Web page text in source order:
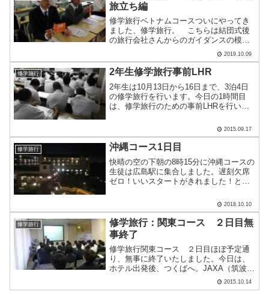
旅立ち編
修学旅行ベトナムコースついにやってき
ました、修学旅行。 こちらは結団式後
の旅行会社さんからのガイダンスの模
様。旅行に使用するアイテムの最終確認
をします。国外へ出るワクワクドキドキ
が止まりませんね。 出発式には校長先
生も駆けつけてくれました。.....
2019.10.09
修学旅行 2年生修学旅行事前LHR
2年生は10月13日から16日まで、3泊4日
の修学旅行を行います。今日の1時間目
は、修学旅行のための事前LHRを行いま
コース、ベトナムコース、それぞれのコ
ースに分かれて、行程を確認しあいまし
た。部屋割りの.....
2015.09.17
修学旅行 沖縄コース1日目
快晴の空の下朝の8時15分に沖縄コースの
生徒は広島駅に集合しました。遅刻欠席
ゼロ！いいスタートがきれました！と思
の到着が遅れ、20分遅くの離陸となりま
した。それでも飛行機は無事に那覇空港
に到着。最初の目的.....
2018.10.10
修学旅行
修学旅行：関東コース ２日目無
事終了
修学旅行関東コース ２日目ほぼ予定通
り、無事に終了いたしました。今日は、
ホテル出発後、つくばへ。JAXA（筑波宇
宙センター）をはじめとする研究施設を
２コースに分かれて見学しました。宇宙
2015.10.14